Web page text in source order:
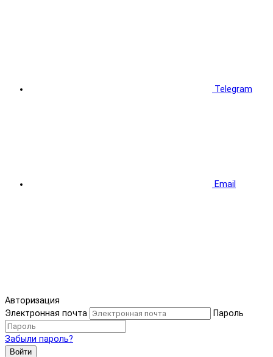
Telegram
Email
Авторизация
Электронная почта
Пароль
Забыли пароль?
Войти